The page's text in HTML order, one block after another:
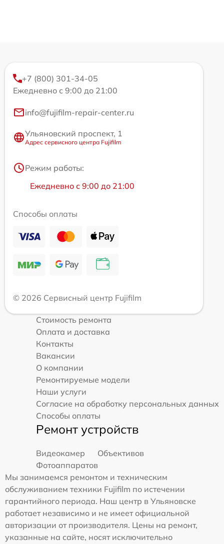
+7 (800) 301-34-05
Ежедневно с 9:00 до 21:00
info@fujifilm-repair-center.ru
Ульяновский проспект, 1
Адрес сервисного центра Fujifilm
Режим работы:
Ежедневно с 9:00 до 21:00
Способы оплаты
© 2026 Сервисный центр Fujifilm
Стоимость ремонта
Оплата и доставка
Контакты
Вакансии
О компании
Ремонтируемые модели
Наши услуги
Согласие на обработку персональных данных
Способы оплаты
Ремонт устройств
Видеокамер
Объективов
Фотоаппаратов
Мы занимаемся ремонтом и техническим
обслуживанием техники Fujifilm по истечении
гарантийного периода. Наш центр в Ульяновске
работает независимо и не имеет официальной
авторизации от производителя. Цены на ремонт,
указанные на сайте, носят исключительно